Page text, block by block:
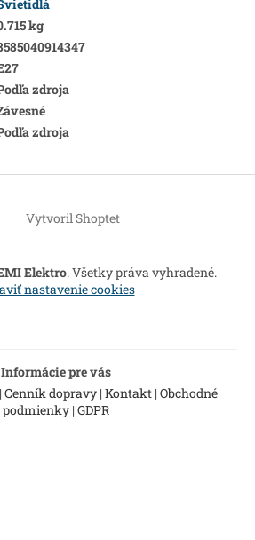
kg
zdroja
zdroja
Vytvoril Shoptet
Elektro. Všetky práva vyhradené.
nastavenie cookies
Informácie pre vás
Cenník dopravy| Kontakt| Obchodné
podmienky | GDPR